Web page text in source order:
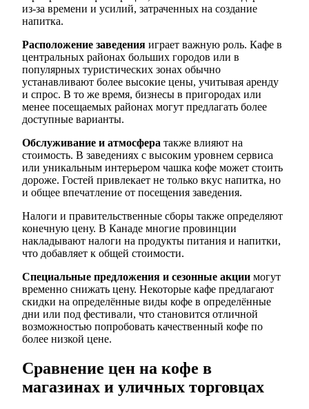
из-за времени и усилий, затраченных на создание
напитка.
Расположение заведения играет важную роль. Кафе в
центральных районах больших городов или в
популярных туристических зонах обычно
устанавливают более высокие цены, учитывая аренду
и спрос. В то же время, бизнесы в пригородах или
менее посещаемых районах могут предлагать более
доступные варианты.
Обслуживание и атмосфера также влияют на
стоимость. В заведениях с высоким уровнем сервиса
или уникальным интерьером чашка кофе может стоить
дороже. Гостей привлекает не только вкус напитка, но
и общее впечатление от посещения заведения.
Налоги и правительственные сборы также определяют
конечную цену. В Канаде многие провинции
накладывают налоги на продукты питания и напитки,
что добавляет к общей стоимости.
Специальные предложения и сезонные акции могут
временно снижать цену. Некоторые кафе предлагают
скидки на определённые виды кофе в определённые
дни или под фестивали, что становится отличной
возможностью попробовать качественный кофе по
более низкой цене.
Сравнение цен на кофе в
магазинах и уличных торговцах